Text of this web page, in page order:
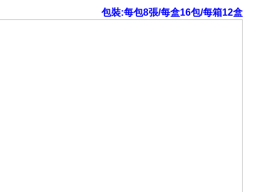
包裝:每包8張/每盒16包/每箱12盒